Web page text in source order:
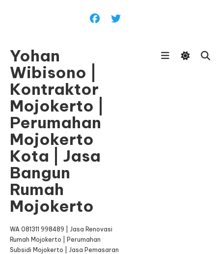
Yohan
Wibisono |
Kontraktor
Mojokerto |
Perumahan
Mojokerto
Kota | Jasa
Bangun
Rumah
Mojokerto
WA 081311 998489 | Jasa Renovasi
Rumah Mojokerto | Perumahan
Subsidi Mojokerto | Jasa Pemasaran